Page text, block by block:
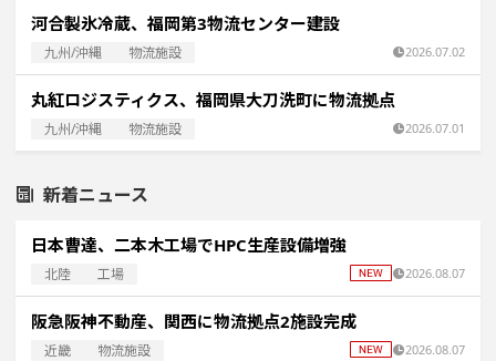
河合製氷冷蔵、福岡第3物流センター建設
九州/沖縄 物流施設 2026.07.02
丸紅ロジスティクス、福岡県大刀洗町に物流拠点
九州/沖縄 物流施設 2026.07.01
新着ニュース
日本曹達、二本木工場でHPC生産設備増強
北陸 工場 2026.08.07
阪急阪神不動産、関西に物流拠点2施設完成
近畿 物流施設 2026.08.07